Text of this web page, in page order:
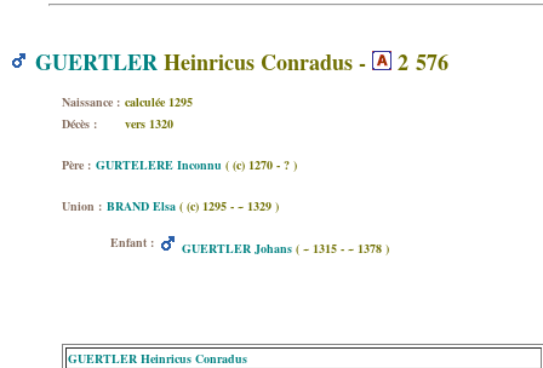
GUERTLERHeinricus Conradus - 2 576
Naissance : calculée 1295
Décès :
vers 1320
Père : GURTELERE Inconnu ( (c) 1270 - ? )
Union : BRAND Elsa ( (c) 1295 - ~ 1329 )
Enfant : GUERTLER Johans ( ~ 1315 - ~ 1378 )
GUERTLER Heinricus Conradus